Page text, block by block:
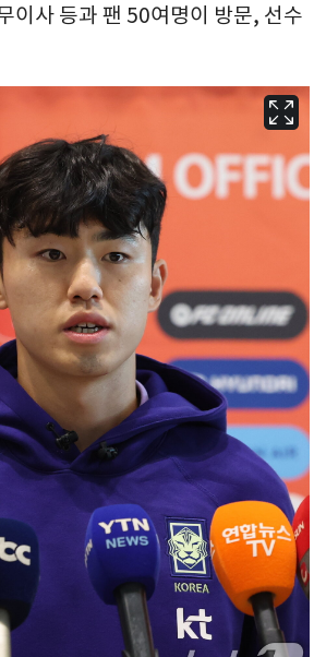
이사 등과 팬 50여명이 방문, 선수